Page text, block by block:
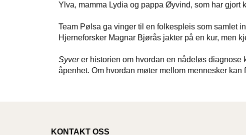
Ylva, mamma Lydia og pappa Øyvind, som har gjort
Team Pølsa ga vinger til en folkespleis som samlet
Hjerneforsker Magnar Bjørås jakter på en kur, men
Syverer historien om hvordan en nådeløs diagnose
åpenhet. Om hvordan møter mellom mennesker kan
KONTAKT OSS